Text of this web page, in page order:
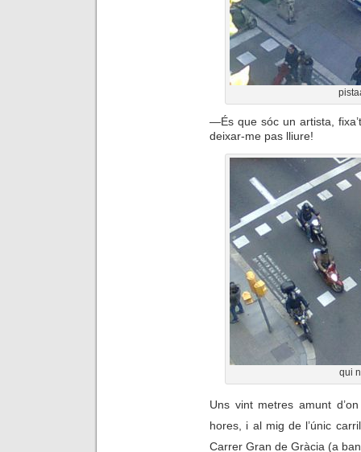
—És que sóc un artista,
deixar-me pas lliure!
qui
Uns vint metres amunt
hores, i al mig de l’únic
Carrer Gran de Gràcia (a